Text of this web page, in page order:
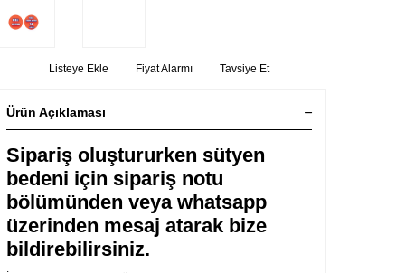
Listeye Ekle Fiyat Alarmı Tavsiye Et
Ürün Açıklaması
Sipariş oluştururken sütyen
bedeni için sipariş notu
bölümünden veya whatsapp
üzerinden mesaj atarak bize
bildirebilirsiniz.